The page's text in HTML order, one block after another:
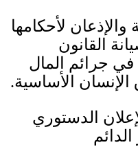
والإذعان لأحكامها
القانون
في جرائم المال
الأساسية.
الدستوري